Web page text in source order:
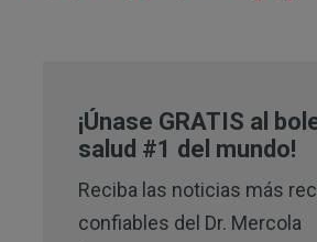
46 (6)
Michigan State University,
21, 2020 subhead 3
¡Únase GRATIS al
salud #1 del mundo!
Reciba las noticias más
confiables del Dr. Mercola